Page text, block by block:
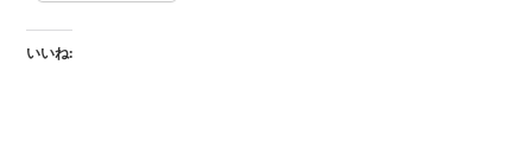
いいね: